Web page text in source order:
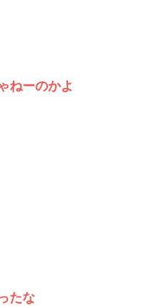
ねーのかよ
たな